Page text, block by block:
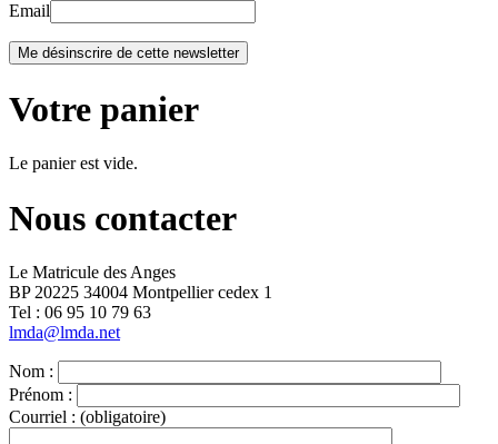
Email
Votre panier
Le panier est vide.
Nous contacter
Le Matricule des Anges
BP 20225 34004 Montpellier cedex 1
Tel : ‭06 95 10 79 63
lmda@lmda.net
Nom :
Prénom :
Courriel : (obligatoire)